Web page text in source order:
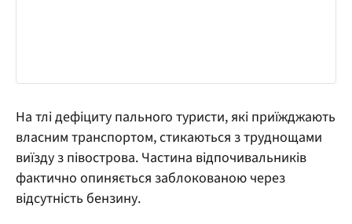
На тлі дефіциту пального туристи, які приїжджають
власним транспортом, стикаються з труднощами
виїзду з півострова. Частина відпочивальників
фактично опиняється заблокованою через
відсутність бензину.